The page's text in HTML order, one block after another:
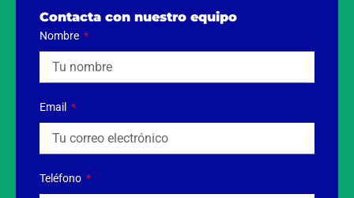
Contacta con nuestro equipo
Nombre
Email
Teléfono